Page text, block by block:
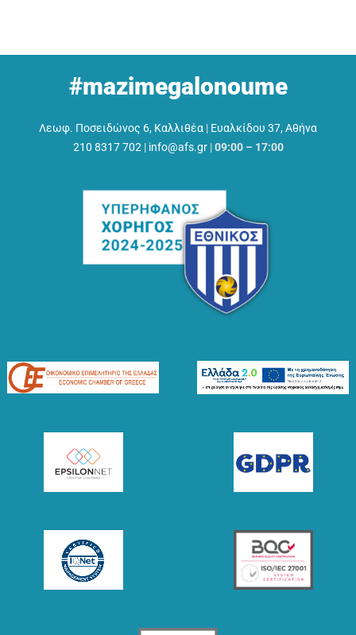
#mazimegalonoume
Λεωφ. Ποσειδώνος 6, Καλλιθέα | Ευαλκίδου 37, Αθήνα
210 8317 702 | info@afs.gr|09:00 – 17:00